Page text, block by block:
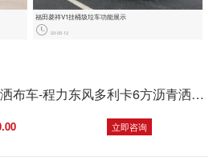
福田菱祥‬V1挂桶圾垃‬车功能展示
23-05-12
6方沥青洒布车-程力东风多利卡6方沥青洒布车
立即咨询